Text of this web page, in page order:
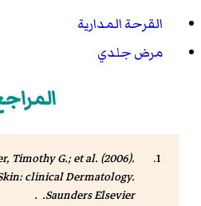
القرحة المدارية
مرض جلدي
Timothy G.; et al. (2006).
clinical Dermatology.
Saunders Elsevier. .